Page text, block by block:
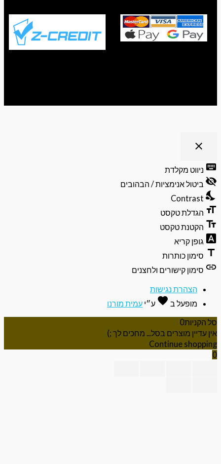
close
וסגירה
של
תפריט
הנגישות
ניווט מקלדת
ביטול אנימציות / הבהובים
Contrast
הגדלת טקסט
הקטנת טקסט
גופן קריא
סימון כותרות
סימון קישורים ולחצנים
הצהרת נגישות
מופעל בfavoriteאהבה
ע״יעמית מורנו
הקניות0
עדיין מוצרים בסל... מחכים לך ;)
Continue